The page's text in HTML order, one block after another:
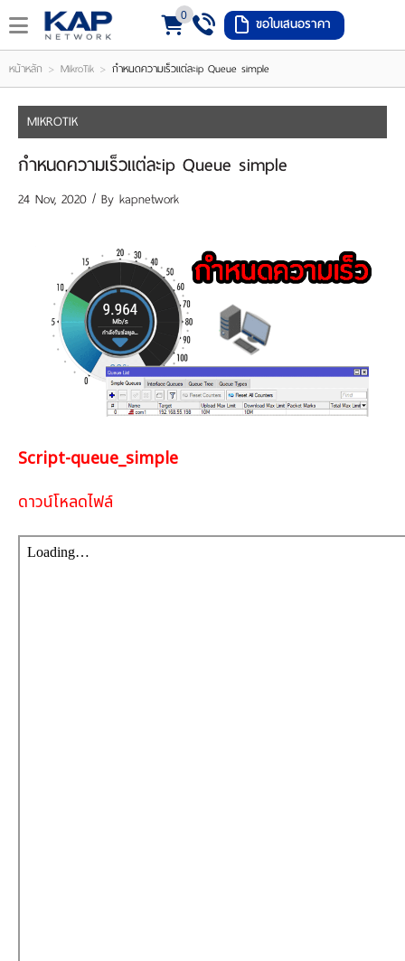
LOGIN
REGISTER
(
0
)
สินค้า
เงื่อนไข
ประกัน
คลัง
ความ
0 ขอใบเสนอราคา
หน้าหลัก > MikroTik > กำหนดความเร็วแต่ละip Queue simple
MIKROTIK
กำหนดความเร็วแต่ละip Queue simple
24 Nov, 2020 / By kapnetwork
Script-queue_simple
ดาวน์โหลดไฟล์